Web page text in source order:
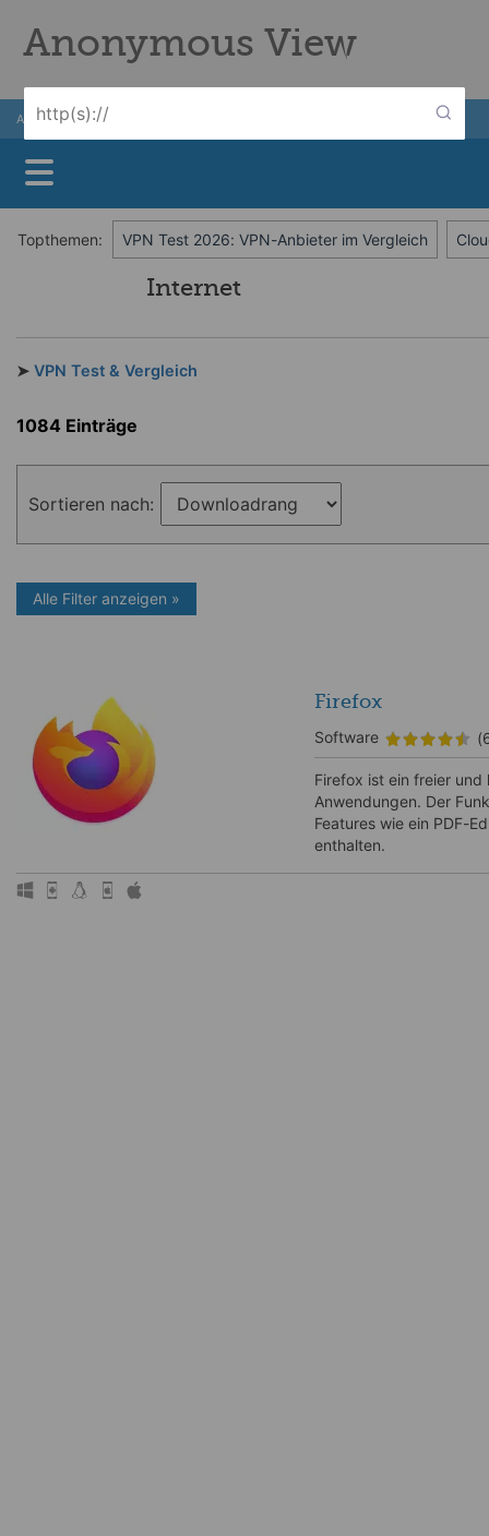
ANZEIGE Ein Angebot von
Topthemen: VPN Test 2026: VPN-Anbieter im Vergleich
Internet
➤ VPN Test & Vergleich
1084 Einträge
Sortieren nach:
Alle Filter anzeigen »
Firefox
Software
Firefox ist ein freier
Anwendungen. Der
Features wie ein PDF-
enthalten.
Anonymous View